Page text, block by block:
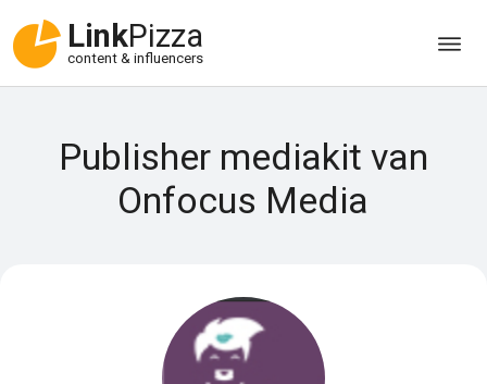
LinkPizza
content & influencers
Publisher mediakit van
Onfocus Media